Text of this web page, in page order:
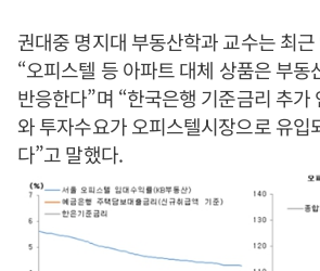
권대중 명지대 부동산학과 교수는 최
“오피스텔 등 아파트 대체 상품은 부동
반응한다”며 “한국은행 기준금리 추가
와 투자수요가 오피스텔시장으로 유입
다”고 말했다.